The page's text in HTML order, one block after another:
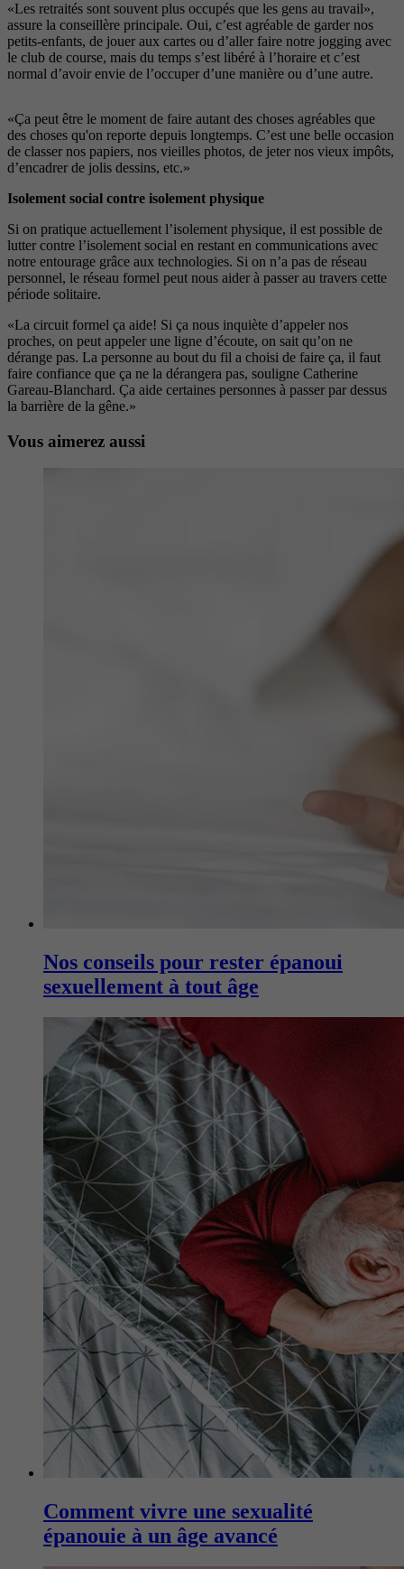
«Les retraités sont souvent plus occupés que les gens au travail»,
assure la conseillère principale. Oui, c’est agréable de garder nos
petits-enfants, de jouer aux cartes ou d’aller faire notre jogging avec
le club de course, mais du temps s’est libéré à l’horaire et c’est
normal d’avoir envie de l’occuper d’une manière ou d’une autre.
«Ça peut être le moment de faire autant des choses agréables que
des choses qu'on reporte depuis longtemps. C’est une belle occasion
de classer nos papiers, nos vieilles photos, de jeter nos vieux impôts,
d’encadrer de jolis dessins, etc.»
Isolement social contre isolement physique
Si on pratique actuellement l’isolement physique, il est possible de
lutter contre l’isolement social en restant en communications avec
notre entourage grâce aux technologies. Si on n’a pas de réseau
personnel, le réseau formel peut nous aider à passer au travers cette
période solitaire.
«La circuit formel ça aide! Si ça nous inquiète d’appeler nos
proches, on peut appeler une ligne d’écoute, on sait qu’on ne
dérange pas. La personne au bout du fil a choisi de faire ça, il faut
faire confiance que ça ne la dérangera pas, souligne Catherine
Gareau-Blanchard. Ça aide certaines personnes à passer par dessus
la barrière de la gêne.»
Vous aimerez aussi
Nos conseils pour rester épanoui
sexuellement à tout âge
Comment vivre une sexualité
épanouie à un âge avancé